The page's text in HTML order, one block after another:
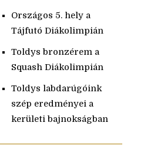
Országos 5. hely a
Tájfutó Diákolimpián
Toldys bronzérem a
Squash Diákolimpián
Toldys labdarúgóink
szép eredményei a
kerületi bajnokságban